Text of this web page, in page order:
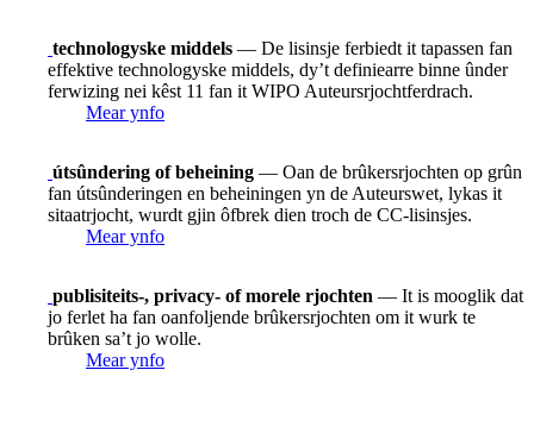
technologyske middels — De lisinsje ferbiedt it tapassen fan
effektive technologyske middels, dy’t definiearre binne ûnder
ferwizing nei kêst 11 fan it WIPO Auteursrjochtferdrach.
Mear ynfo
útsûndering of beheining — Oan de brûkersrjochten op grûn
fan útsûnderingen en beheiningen yn de Auteurswet, lykas it
sitaatrjocht, wurdt gjin ôfbrek dien troch de CC-lisinsjes.
Mear ynfo
publisiteits-, privacy- of morele rjochten — It is mooglik dat
jo ferlet ha fan oanfoljende brûkersrjochten om it wurk te
brûken sa’t jo wolle.
Mear ynfo